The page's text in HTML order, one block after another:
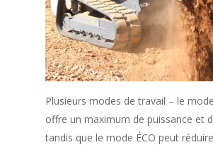
Plusieurs modes de travail – le
offre un maximum de puissance et
tandis que le mode ÉCO peut